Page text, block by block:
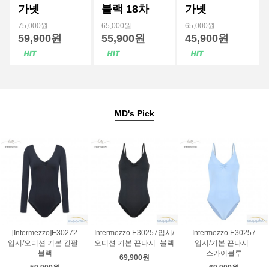
가넷
75,000원
59,900원
블랙 18차
65,000원
55,900원
가넷
65,000원
45,900원
MD's Pick
[Intermezzo]E30272
입시/오디션 기본 긴팔_
블랙
Intermezzo E30257입시/
오디션 기본 끈나시_블랙
69,900원
Intermezzo E30257
입시/기본 끈나시_
스카이블루